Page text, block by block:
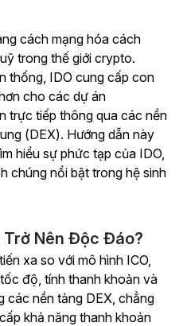
cách mạng hóa cách
trong thế giới crypto.
thống, IDO cung cấp con
cho các dự án
trực tiếp thông qua các nền
(DEX). Hướng dẫn này
hiểu sự phức tạp của IDO,
chúng nổi bật trong hệ sinh
Trở Nên Độc Đáo?
xa so với mô hình ICO,
độ, tính thanh khoản và
các nền tảng DEX, chẳng
khả năng thanh khoản